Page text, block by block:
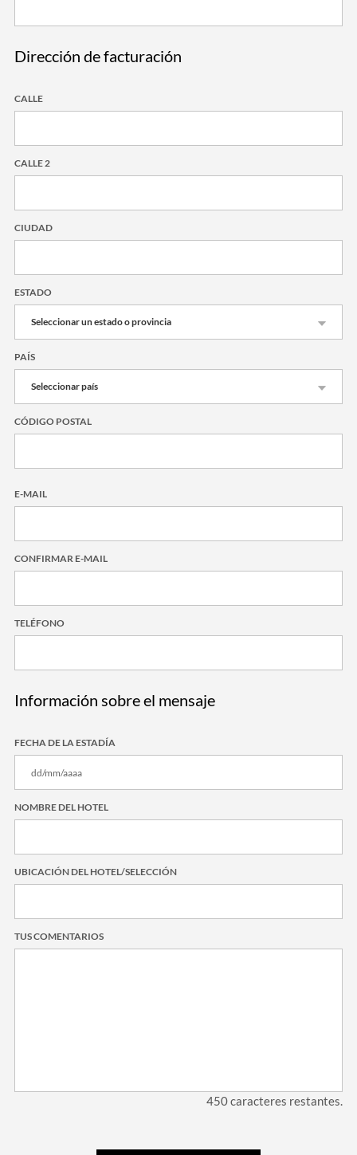
Dirección de facturación
CALLE
CALLE 2
CIUDAD
ESTADO
PAÍS
CÓDIGO POSTAL
E-MAIL
CONFIRMAR E-MAIL
TELÉFONO
Información sobre el mensaje
FECHA DE LA ESTADÍA
NOMBRE DEL HOTEL
UBICACIÓN DEL HOTEL/SELECCIÓN
TUS COMENTARIOS
450caracteres restantes.